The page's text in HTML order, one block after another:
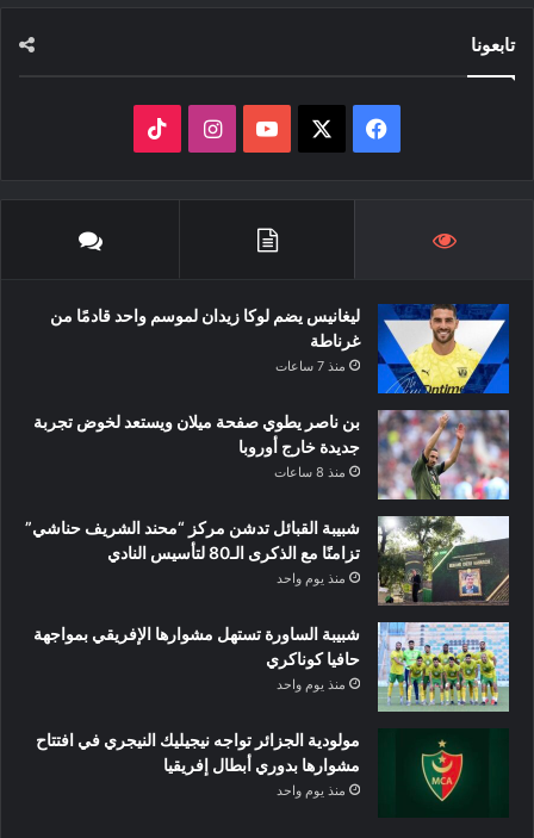
تابعونا
فيسبوك ‫YouTubeانستقرام
ليغانيس يضم لوكا زيدان لموسم واحد قادمًا من
غرناطة
منذ 7 ساعات
بن ناصر يطوي صفحة ميلان ويستعد لخوض تجربة
جديدة خارج أوروبا
منذ 8 ساعات
شبيبة القبائل تدشن مركز “محند الشريف حناشي”
تزامنًا مع الذكرى الـ80 لتأسيس النادي
منذ يوم واحد
شبيبة الساورة تستهل مشوارها الإفريقي بمواجهة
حافيا كوناكري
منذ يوم واحد
مولودية الجزائر تواجه نيجيليك النيجري في افتتاح
مشوارها بدوري أبطال إفريقيا
منذ يوم واحد